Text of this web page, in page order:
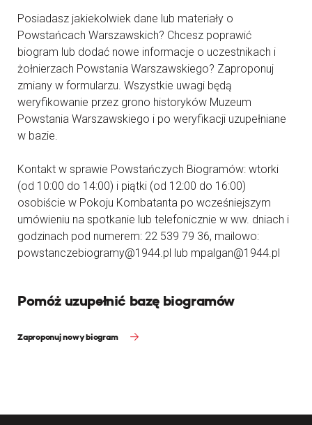
Posiadasz jakiekolwiek dane lub materiały o
Powstańcach Warszawskich? Chcesz poprawić
biogram lub dodać nowe informacje o uczestnikach i
żołnierzach Powstania Warszawskiego? Zaproponuj
zmiany w formularzu. Wszystkie uwagi będą
weryfikowanie przez grono historyków Muzeum
Powstania Warszawskiego i po weryfikacji uzupełniane
w bazie.
Kontakt w sprawie Powstańczych Biogramów: wtorki
(od 10:00 do 14:00) i piątki (od 12:00 do 16:00)
osobiście w Pokoju Kombatanta po wcześniejszym
umówieniu na spotkanie lub telefonicznie w ww. dniach i
godzinach pod numerem: 22 539 79 36, mailowo:
powstanczebiogramy@1944.pl lub mpalgan@1944.pl
Pomóż uzupełnić bazę biogramów
Zaproponuj nowy biogram